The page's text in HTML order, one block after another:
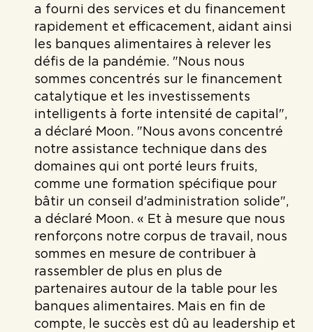
a fourni des services et du financement
rapidement et efficacement, aidant ainsi
les banques alimentaires à relever les
défis de la pandémie. "Nous nous
sommes concentrés sur le financement
catalytique et les investissements
intelligents à forte intensité de capital",
a déclaré Moon. "Nous avons concentré
notre assistance technique dans des
domaines qui ont porté leurs fruits,
comme une formation spécifique pour
bâtir un conseil d'administration solide",
a déclaré Moon. « Et à mesure que nous
renforçons notre corpus de travail, nous
sommes en mesure de contribuer à
rassembler de plus en plus de
partenaires autour de la table pour les
banques alimentaires. Mais en fin de
compte, le succès est dû au leadership et